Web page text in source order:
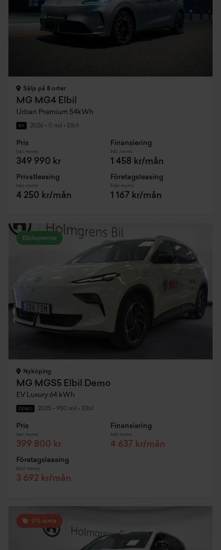
Säljs på 8 orter
MG MG4 Elbil
Urban Premium 54kWh
NY 2026 • 0 mil • Elbil
Pris
Inkl. moms
349 990 kr
Finansiering
Inkl. moms
1 458 kr/mån
Privatleasing
Inkl. moms
4 250 kr/mån
Företagsleasing
Exkl. moms
1 167 kr/mån
Elbilspremie
Nyköping
MG MGS5 Elbil Demo
EV Luxury 64 kWh
DEMO 2025 • 950 mil • Elbil
Pris
Inkl. moms
399 800 kr
Finansiering
Inkl. moms
4 637 kr/mån
Företagsleasing
Exkl. moms
3 692 kr/mån
0% ränta